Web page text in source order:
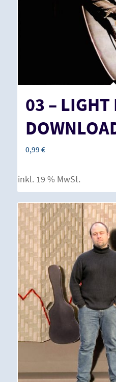
03 –
0,99 €
inkl. 19 % MwSt.